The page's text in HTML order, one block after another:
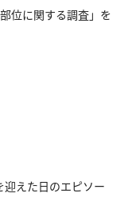
位に関する調査」を
えた日のエピソー